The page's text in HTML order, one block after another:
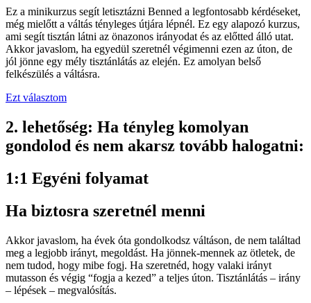
Ez a minikurzus segít letisztázni Benned a legfontosabb kérdéseket,
még mielőtt a váltás tényleges útjára lépnél. Ez egy alapozó kurzus,
ami segít tisztán látni az önazonos irányodat és az előtted álló utat.
Akkor javaslom, ha egyedül szeretnél végimenni ezen az úton, de
jól jönne egy mély tisztánlátás az elején. Ez amolyan belső
felkészülés a váltásra.
Ezt választom
2. lehetőség: Ha tényleg komolyan
gondolod és nem akarsz tovább halogatni:
1:1 Egyéni folyamat
Ha biztosra szeretnél menni
Akkor javaslom, ha évek óta gondolkodsz váltáson, de nem találtad
meg a legjobb irányt, megoldást. Ha jönnek-mennek az ötletek, de
nem tudod, hogy mibe fogj. Ha szeretnéd, hogy valaki irányt
mutasson és végig “fogja a kezed” a teljes úton. Tisztánlátás – irány
– lépések – megvalósítás.